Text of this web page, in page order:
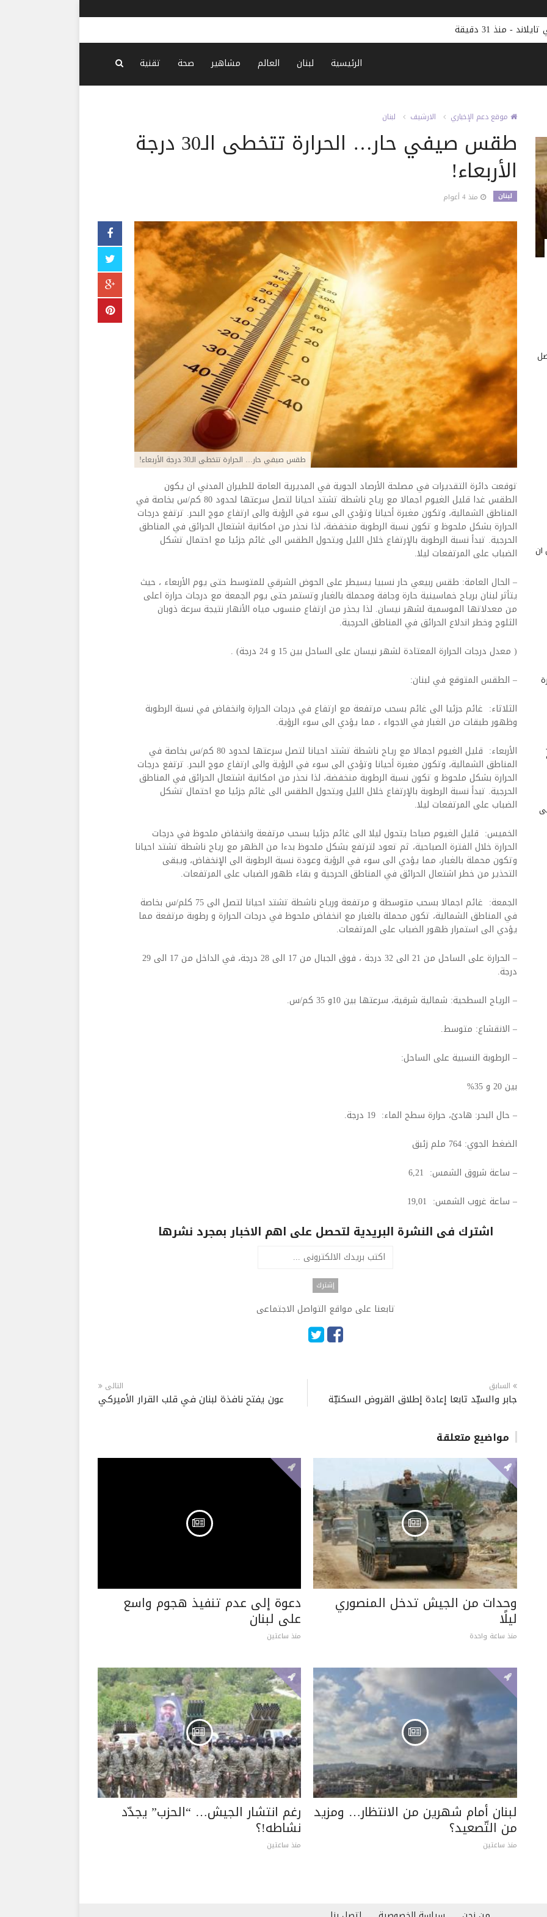
الرئيسية لبنان العالم مشاهير صحة تقنية
موقع دعم الإخباري الارشيف لبنان
طقس صيفي حار… الحرارة تتخطى الـ30 درجة
الأربعاء!
لبنان منذ 4 أعوام
طقس صيفي حار… الحرارة تتخطى الـ30 درجة الأربعاء!
توقعت دائرة التقديرات في مصلحة الأرصاد الجوية في المديرية العامة للطيران المدني ان يكون
الطقس غدا قليل الغيوم اجمالا مع رياح ناشطة تشتد احيانا لتصل سرعتها لحدود 80 كم/س بخاصة في
المناطق الشمالية، وتكون مغبرة أحيانا وتؤدي الى سوء في الرؤية والى ارتفاع موج البحر. ترتفع درجات
الحرارة بشكل ملحوظ و تكون نسبة الرطوبة منخفضة، لذا نحذر من امكانية اشتعال الحرائق في المناطق
الحرجية. تبدأ نسبة الرطوبة بالإرتفاع خلال الليل ويتحول الطقس الى غائم جزئيا مع احتمال تشكل
الضباب على المرتفعات ليلا.
– الحال العامة: طقس ربيعي حار نسبيا يسيطر على الحوض الشرقي للمتوسط حتى يوم الأربعاء ، حيث
يتأثر لبنان برياح خماسينية حارة وجافة ومحملة بالغبار وتستمر حتى يوم الجمعة مع درجات حرارة اعلى
من معدلاتها الموسمية لشهر نيسان. لذا يحذر من ارتفاع منسوب مياه الأنهار نتيجة سرعة ذوبان
الثلوج وخطر اندلاع الحرائق في المناطق الحرجية.
( معدل درجات الحرارة المعتادة لشهر نيسان على الساحل بين 15 و 24 درجة) .
– الطقس المتوقع في لبنان:
الثلاثاء: غائم جزئيا الى غائم بسحب مرتفعة مع ارتفاع في درجات الحرارة وانخفاض في نسبة الرطوبة
وظهور طبقات من الغبار في الاجواء ، مما يؤدي الى سوء الرؤية.
الأربعاء: قليل الغيوم اجمالا مع رياح ناشطة تشتد احيانا لتصل سرعتها لحدود 80 كم/س بخاصة في
المناطق الشمالية، وتكون مغبرة أحيانا وتؤدي الى سوء في الرؤية والى ارتفاع موج البحر. ترتفع درجات
الحرارة بشكل ملحوظ و تكون نسبة الرطوبة منخفضة، لذا نحذر من امكانية اشتعال الحرائق في المناطق
الحرجية. تبدأ نسبة الرطوبة بالإرتفاع خلال الليل ويتحول الطقس الى غائم جزئيا مع احتمال تشكل
الضباب على المرتفعات ليلا.
الخميس: قليل الغيوم صباحا يتحول ليلا الى غائم جزئيا بسحب مرتفعة وانخفاض ملحوظ في درجات
الحرارة خلال الفترة الصباحية، ثم تعود لترتفع بشكل ملحوظ بدءا من الظهر مع رياح ناشطة تشتد احيانا
وتكون محملة بالغبار، مما يؤدي الى سوء في الرؤية وعودة نسبة الرطوبة الى الإنخفاض، ويبقى
التحذير من خطر اشتعال الحرائق في المناطق الحرجية و بقاء ظهور الضباب على المرتفعات.
الجمعة: غائم اجمالا بسحب متوسطة و مرتفعة ورياح ناشطة تشتد احيانا لتصل الى 75 كلم/س بخاصة
في المناطق الشمالية، تكون محملة بالغبار مع انخفاض ملحوظ في درجات الحرارة و رطوبة مرتفعة مما
يؤدي الى استمرار ظهور الضباب على المرتفعات.
– الحرارة على الساحل من 21 الى 32 درجة ، فوق الجبال من 17 الى 28 درجة، في الداخل من 17 الى 29
درجة.
– الرياح السطحية: شمالية شرقية، سرعتها بين 10و 35 كم/س.
– الانقشاع: متوسط.
– الرطوبة النسبية على الساحل:
بين 20 و 35%
– حال البحر: هادئ، حرارة سطح الماء: 19 درجة.
الضغط الجوي: 764 ملم زئبق
– ساعة شروق الشمس: 6,21
– ساعة غروب الشمس: 19,01
اشترك فى النشرة البريدية لتحصل على اهم الاخبار بمجرد نشرها
تابعنا على مواقع التواصل الاجتماعى
السابق
جابر والسيّد تابعا إعادة إطلاق القروض السكنيّة
التالى
عون يفتح نافذة لبنان في قلب القرار الأميركي
مواضيع متعلقة
وحدات من الجيش تدخل المنصوري
ليلًا
منذ ساعة واحدة
دعوة إلى عدم تنفيذ هجوم واسع
على لبنان
منذ ساعتين
لبنان أمام شهرين من الانتظار… ومزيد
من التّصعيد؟
منذ ساعتين
رغم انتشار الجيش… “الحزب” يجدّد
نشاطه!؟
منذ ساعتين
أن